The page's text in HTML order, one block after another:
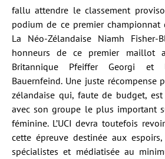
fallu attendre le classement
podium de ce premier
La Néo-Zélandaise Niamh
honneurs de ce premier maillot
Britannique Pfeiffer Georgi et
Bauernfeind. Une juste récompense
zélandaise qui, faute de budget,
avec son groupe le plus important
féminine. L’UCI devra toutefois
cette épreuve destinée aux
spécialistes et médiatisée au